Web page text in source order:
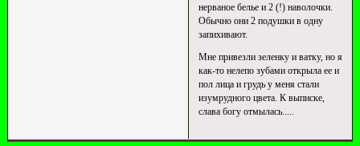
нерваное белье и 2 (!) наволочки.
Обычно они 2 подушки в одну
запихивают.
Мне привезли зеленку и ватку, но я
как-то нелепо зубами открыла ее и
пол лица и грудь у меня стали
изумрудного цвета. К выписке,
слава богу отмылась.....